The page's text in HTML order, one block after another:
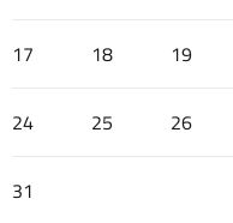
17 18 19
24 25 26
31